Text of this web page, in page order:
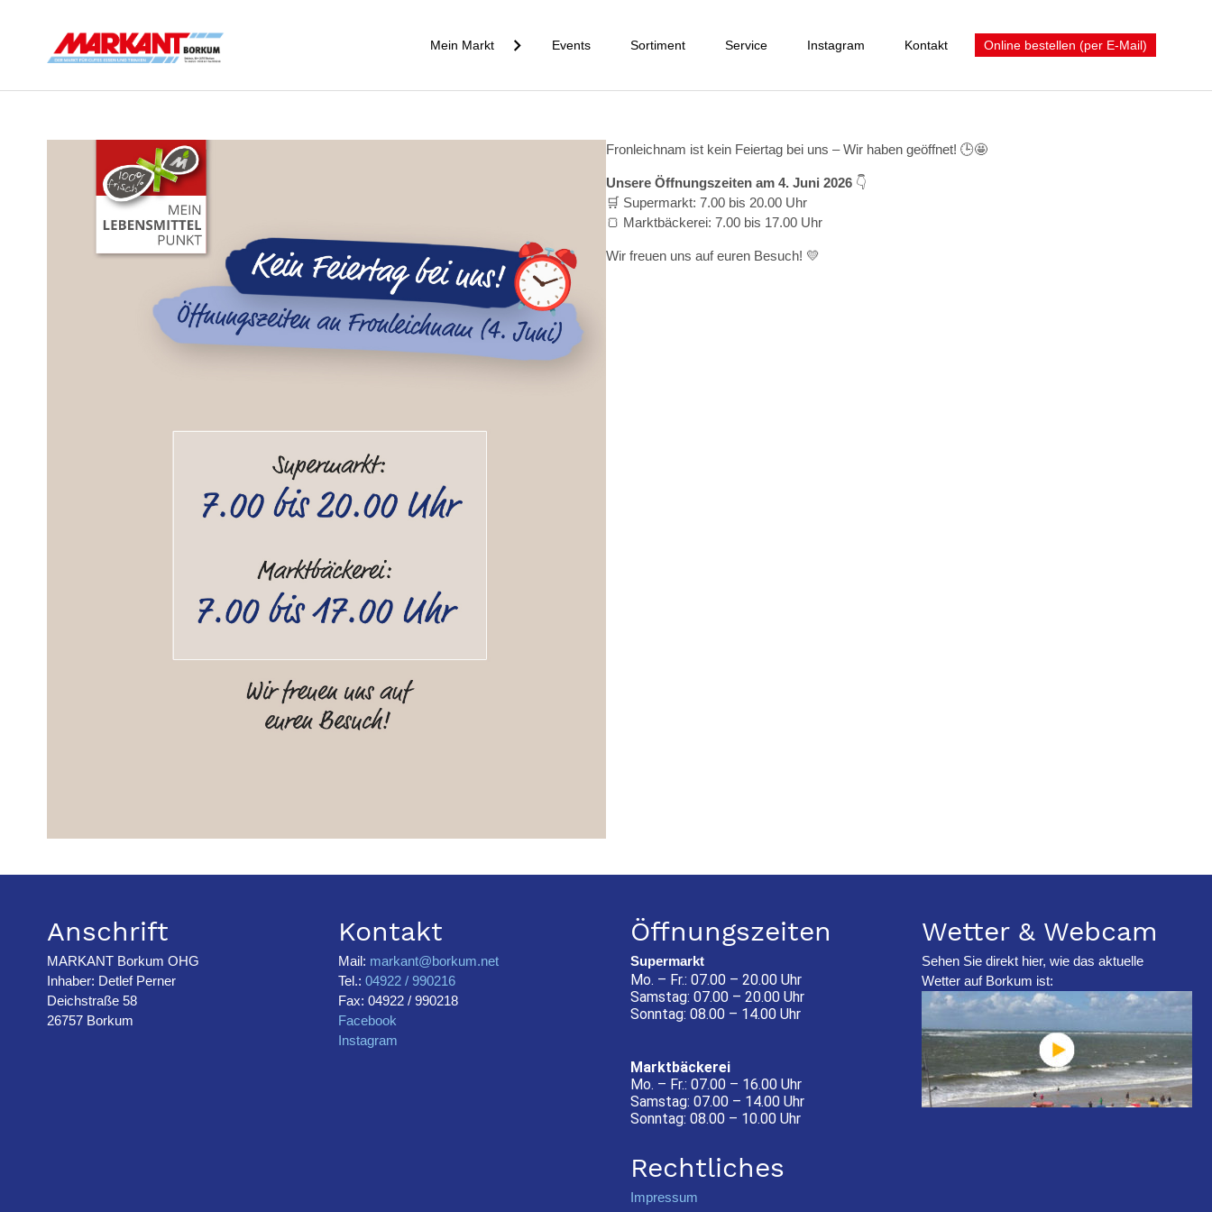
Mein Markt Events Sortiment Service Instagram Kontakt Online bestellen (per E-Mail)
Fronleichnam ist kein Feiertag bei uns – Wir haben geöffnet! 🕒🤩
Unsere Öffnungszeiten am 4. Juni 2026 👇
🛒 Supermarkt: 7.00 bis 20.00 Uhr
🍞 Marktbäckerei: 7.00 bis 17.00 Uhr
Wir freuen uns auf euren Besuch! 💛
Anschrift
MARKANT Borkum OHG
Inhaber: Detlef Perner
Deichstraße 58
26757 Borkum
Kontakt
Mail: markant@borkum.net
Tel.: 04922 / 990216
Fax: 04922 / 990218
Facebook
Instagram
Öffnungszeiten
Supermarkt
Mo. – Fr.: 07.00 – 20.00 Uhr
Samstag: 07.00 – 20.00 Uhr
Sonntag: 08.00 – 14.00 Uhr
Marktbäckerei
Mo. – Fr.: 07.00 – 16.00 Uhr
Samstag: 07.00 – 14.00 Uhr
Sonntag: 08.00 – 10.00 Uhr
Rechtliches
Impressum
Wetter & Webcam
Sehen Sie direkt hier, wie das aktuelle
Wetter auf Borkum ist: